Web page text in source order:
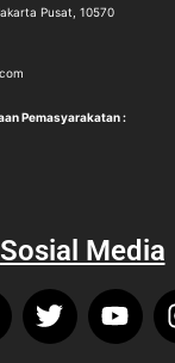
Pusat, 10570
Pemasyarakatan :
Sosial Media